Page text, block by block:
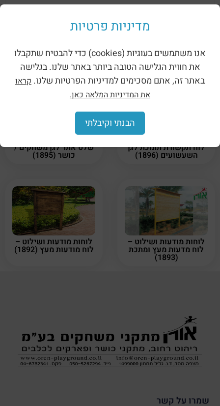
מוצרים קשורים
לוח תקשורת תומכת לגן
השעשועים (1896)
שלט אתר לגן משחקים /
כושר (1895)
לוחות מודעות ושילוט –
לוח מדעות מעץ ומתכת
(1893)
לוחות מודעות ושילוט –
לוח מודעות מעץ (1892)
שמרו על קשר
מדיניות פרטיות
אנו משתמשים בעוגיות (cookies) כדי להבטיח שתקבלו
את חווית הגלישה הטובה ביותר באתר שלנו. בגלישה
באתר זה, אתם מסכימים למדיניות הפרטיות שלנו. קראו
את המדיניות המלאה כאן.
הבנתי וקיבלתי